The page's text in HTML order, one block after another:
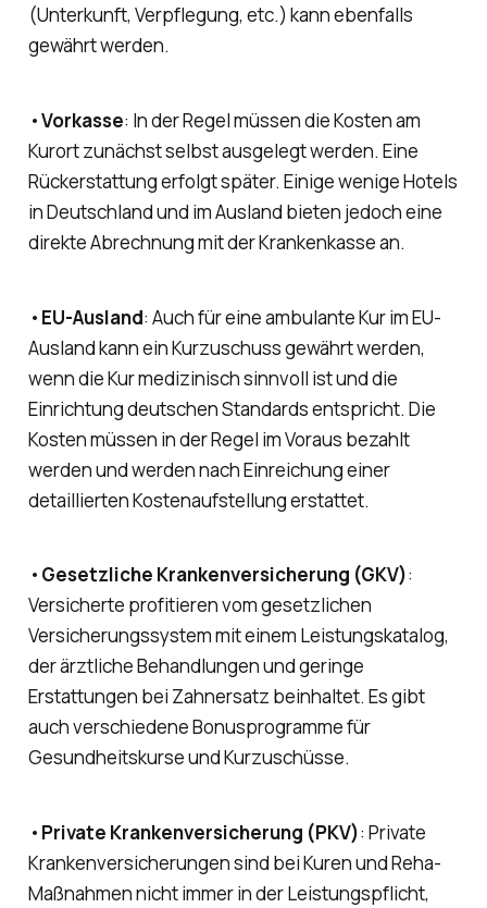
(Unterkunft, Verpflegung, etc.) kann ebenfalls
gewährt werden.
•Vorkasse: In der Regel müssen die Kosten am
Kurort zunächst selbst ausgelegt werden. Eine
Rückerstattung erfolgt später. Einige wenige Hotels
in Deutschland und im Ausland bieten jedoch eine
direkte Abrechnung mit der Krankenkasse an.
• EU-Ausland: Auch für eine ambulante Kur im EU-
Ausland kann ein Kurzuschuss gewährt werden,
wenn die Kur medizinisch sinnvoll ist und die
Einrichtung deutschen Standards entspricht. Die
Kosten müssen in der Regel im Voraus bezahlt
werden und werden nach Einreichung einer
detaillierten Kostenaufstellung erstattet.
• Gesetzliche Krankenversicherung (GKV):
Versicherte profitieren vom gesetzlichen
Versicherungssystem mit einem Leistungskatalog,
der ärztliche Behandlungen und geringe
Erstattungen bei Zahnersatz beinhaltet. Es gibt
auch verschiedene Bonusprogramme für
Gesundheitskurse und Kurzuschüsse.
• Private Krankenversicherung (PKV): Private
Krankenversicherungen sind bei Kuren und Reha-
Maßnahmen nicht immer in der Leistungspflicht,